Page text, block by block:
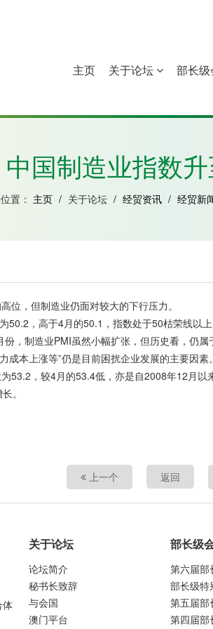
几內亚比绍 赤道
主页 关于论坛 部长级
中国制造业指数
置： 主页 / 关于论坛 / 经贸资讯 / 经贸新
位，但制造业仍面对较大的下行压力。
，高于4月的50.1，指数处于50枯荣线以上
，制造业PMI虽然小幅扩张，但历史看，仍
本上涨等”仍是目前困扰企业发展的主要因素。
53.2，较4月的53.4低，亦是自2008年12月以
。
上一个 返回
体
关于论坛
论坛简介
秘书长致辞
与会国
澳门平台
部长级
第六届部
部长级特
第五届部
第四届部